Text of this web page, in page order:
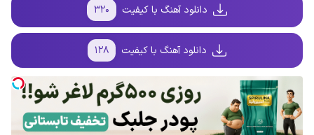
دانلود آهنگ با کیفیت ۳۲۰
دانلود آهنگ با کیفیت ۱۲۸